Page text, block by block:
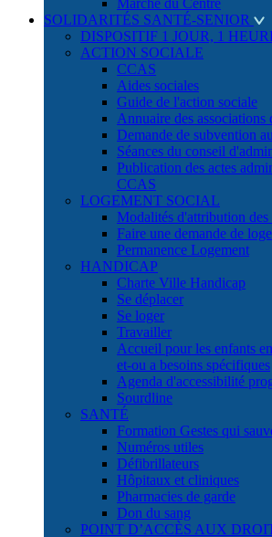
Marché du Centre
SOLIDARITÉS SANTÉ-SENIOR
DISPOSITIF 1 JOUR, 1
ACTION SOCIALE
CCAS
Aides sociales
Guide de l'action sociale
Annuaire des associations
Demande de subvention
Séances du conseil
Publication des actes
CCAS
LOGEMENT SOCIAL
Modalités d'attribution des
Faire une demande de
Permanence Logement
HANDICAP
Charte Ville Handicap
Se déplacer
Se loger
Travailler
Accueil pour les enfants
et-ou a besoins spécifiques
Agenda d'accessibilité
Sourdline
SANTÉ
Formation Gestes qui
Numéros utiles
Défibrillateurs
Hôpitaux et cliniques
Pharmacies de garde
Don du sang
POINT D’ACCÈS AUX